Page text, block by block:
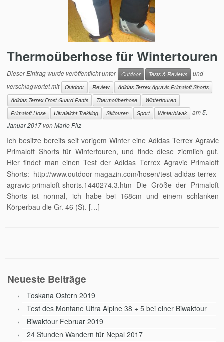
Thermoüberhose für Wintertouren
Dieser Eintrag wurde veröffentlicht unter Outdoor Tests & Reviews
und
verschlagwortet mit
Outdoor Review
Adidas Terrex Agravic Primaloft Shorts
Adidas Terrex Frost Guard Pants
Thermoüberhose
Wintertouren
Primaloft Hose
Ultraleicht Trekking Skitouren Sport Winterbiwak am5.
Januar 2017 vonMario Pilz
Ich besitze bereits seit vorigem Winter eine Adidas Terrex Agravic
Primaloft Shorts für Wintertouren, und finde diese ziemlich gut.
Hier findet man einen Test der Adidas Terrex Agravic Primaloft
Shorts: http://www.outdoor-magazin.com/hosen/test-adidas-terrex-
agravic-primaloft-shorts.1440274.3.htm Die Größe der Primaloft
Shorts ist normal, ich habe bei 168cm und einem schlanken
Körperbau die Gr. 46 (S). […]
Neueste Beiträge
Toskana Ostern 2019
Test des Montane Ultra Alpine 38 + 5 bei einer Biwaktour
Biwaktour Februar 2019
24 Stunden Wandern für Nepal 2017